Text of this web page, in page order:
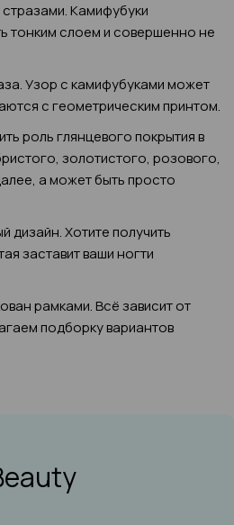
Камифубуки
тонким слоем и совершенно не
Узор с камифубуками может
с геометрическим принтом.
роль глянцевого покрытия в
золотистого, розового,
а может быть просто
дизайн. Хотите получить
заставит ваши ногти
рамками. Всё зависит от
подборку вариантов